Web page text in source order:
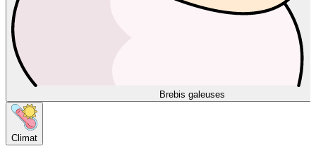
Brebis galeuses
Climat